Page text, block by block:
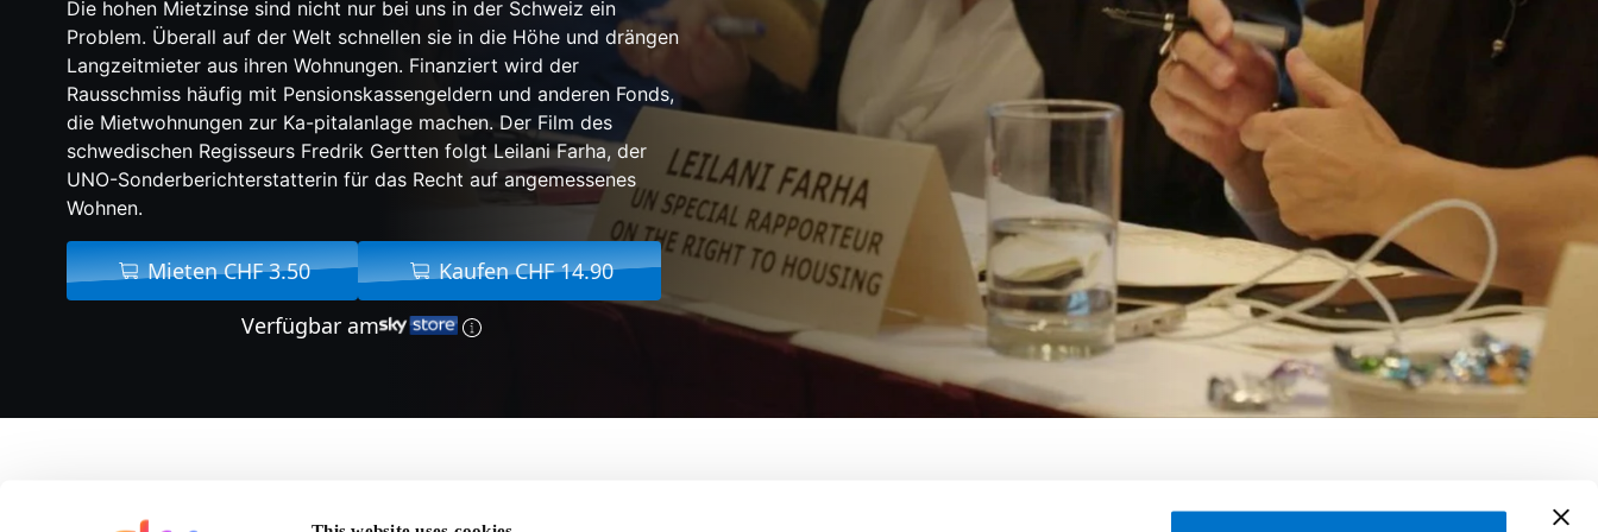
Die hohen Mietzinse sind nicht nur bei uns in der Schweiz ein
Problem. Überall auf der Welt schnellen sie in die Höhe und drängen
Langzeitmieter aus ihren Wohnungen. Finanziert wird der
Rausschmiss häufig mit Pensionskassengeldern und anderen Fonds,
die Mietwohnungen zur Ka-pitalanlage machen. Der Film des
schwedischen Regisseurs Fredrik Gertten folgt Leilani Farha, der
UNO-Sonderberichterstatterin für das Recht auf angemessenes
Wohnen.
Mieten CHF 3.50
Kaufen CHF 14.90
Verfügbar am